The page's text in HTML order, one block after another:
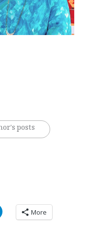
posts
More